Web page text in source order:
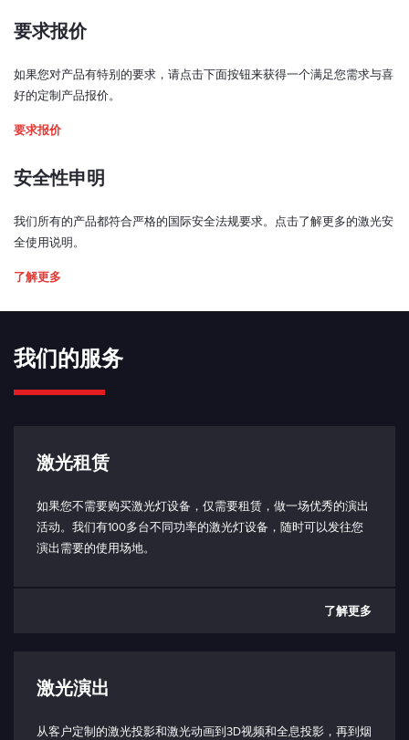
< 5 分钟
模拟、TTL、USB、电位计
0 - 5V（0.5 - 4.5 V，TCCO* 开启）
TTL 输入信号：
0 - 0.8 V：低
带宽（模拟输入，3 dB 截止频率）：
240 kHz
700 - 900 ns（取决于信号）
0.6 - 4 μs（取决于信号）
5 kΩ
连接电缆（激光头到控制箱）：
联锁：
打开：禁用发射
2. Bench top driver
要求报价
如果您对产品有特别的要求，请点击下面按钮来获得一个满足您需求与喜
好的定制产品报价。
要求报价
安全性申明
我们所有的产品都符合严格的国际安全法规要求。点击了解更多的激光安
全使用说明。
了解更多
我们的服务
激光租赁
如果您不需要购买激光灯设备，仅需要租赁，做一场优秀的演出
活动。我们有100多台不同功率的激光灯设备，随时可以发往您
演出需要的使用场地。
了解更多
激光演出
从客户定制的激光投影和激光动画到3D视频和全息投影，再到烟